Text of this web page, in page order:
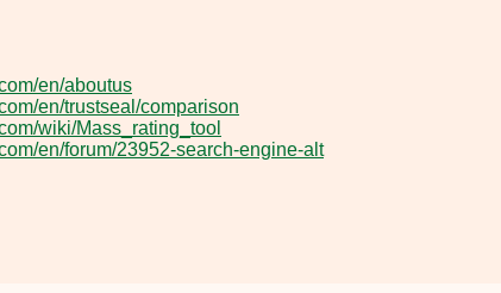
en/aboutus
en/trustseal/comparison
wiki/Mass_rating_tool
en/forum/23952-search-engine-alt